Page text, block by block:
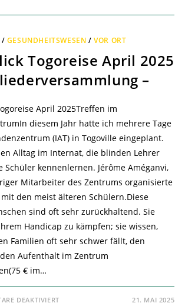
BEENDET
/ GESUNDHEITSWESEN /VOR ORT
Togoreise April 2025
–
April 2025Treffen im
diesem Jahr hatte ich mehrere Tage
(IAT) in Togoville eingeplant.
Alltag im Internat, die blinden Lehrer
Schüler kennenlernen. Jérôme Améganvi,
Mitarbeiter des Zentrums organisierte
den meist älteren Schülern.Diese
sind oft sehr zurückhaltend. Sie
Handicap zu kämpfen; sie wissen,
Familien oft sehr schwer fällt, den
Aufenthalt im Zentrum
€ im…
DEAKTIVIERTFÜR 21. MAI 2025